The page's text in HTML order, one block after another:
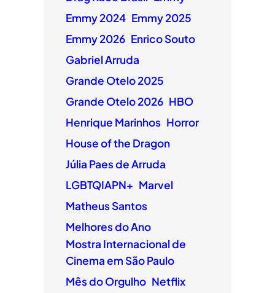
Emmy 2024 Emmy 2025
Emmy 2026 Enrico Souto
Gabriel Arruda
Grande Otelo 2025
Grande Otelo 2026 HBO
Henrique Marinhos Horror
House of the Dragon
Júlia Paes de Arruda
LGBTQIAPN+ Marvel
Matheus Santos
Melhores do Ano
Mostra Internacional de
Cinema em São Paulo
Mês do Orgulho Netflix